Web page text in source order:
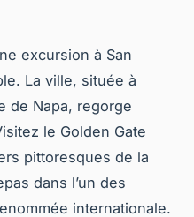
excursion à San
La ville, située à
de Napa, regorge
le Golden Gate
pittoresques de la
dans l’un des
internationale.